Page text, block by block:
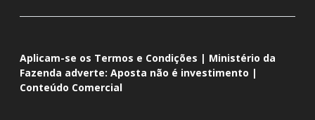
Aplicam-se os Termos e Condições | Ministério da
Fazenda adverte: Aposta não é investimento |
Conteúdo Comercial